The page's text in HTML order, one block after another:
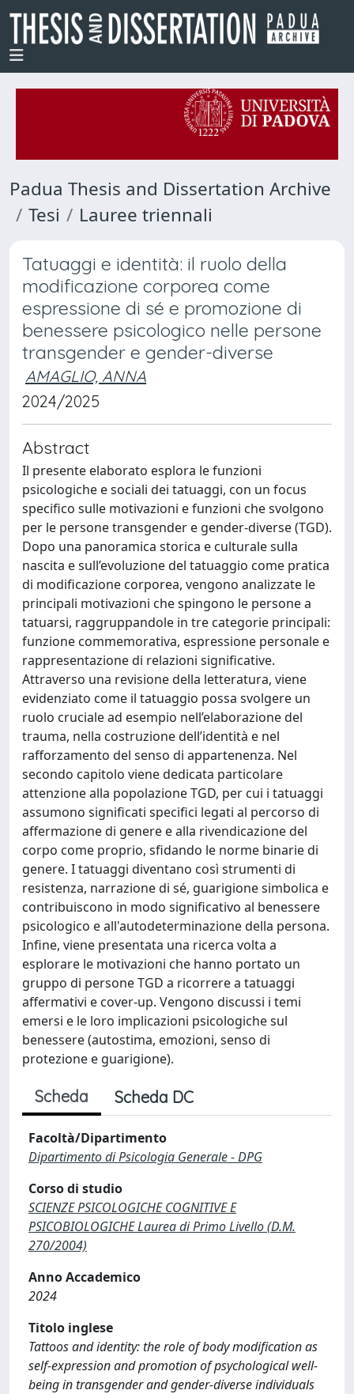
Padua Thesis and Dissertation Archive
Tesi
Lauree triennali
Tatuaggi e identità: il ruolo della
modificazione corporea come
espressione di sé e promozione di
benessere psicologico nelle persone
transgender e gender-diverse
AMAGLIO, ANNA
2024/2025
Abstract
Il presente elaborato esplora le funzioni
psicologiche e sociali dei tatuaggi, con un focus
specifico sulle motivazioni e funzioni che svolgono
per le persone transgender e gender-diverse (TGD).
Dopo una panoramica storica e culturale sulla
nascita e sull’evoluzione del tatuaggio come pratica
di modificazione corporea, vengono analizzate le
principali motivazioni che spingono le persone a
tatuarsi, raggruppandole in tre categorie principali:
funzione commemorativa, espressione personale e
rappresentazione di relazioni significative.
Attraverso una revisione della letteratura, viene
evidenziato come il tatuaggio possa svolgere un
ruolo cruciale ad esempio nell’elaborazione del
trauma, nella costruzione dell’identità e nel
rafforzamento del senso di appartenenza. Nel
secondo capitolo viene dedicata particolare
attenzione alla popolazione TGD, per cui i tatuaggi
assumono significati specifici legati al percorso di
affermazione di genere e alla rivendicazione del
corpo come proprio, sfidando le norme binarie di
genere. I tatuaggi diventano così strumenti di
resistenza, narrazione di sé, guarigione simbolica e
contribuiscono in modo significativo al benessere
psicologico e all'autodeterminazione della persona.
Infine, viene presentata una ricerca volta a
esplorare le motivazioni che hanno portato un
gruppo di persone TGD a ricorrere a tatuaggi
affermativi e cover-up. Vengono discussi i temi
emersi e le loro implicazioni psicologiche sul
benessere (autostima, emozioni, senso di
protezione e guarigione).
Scheda Scheda DC
Facoltà/Dipartimento
Dipartimento di Psicologia Generale - DPG
Corso di studio
SCIENZE PSICOLOGICHE COGNITIVE E
PSICOBIOLOGICHE Laurea di Primo Livello (D.M.
270/2004)
Anno Accademico
2024
Titolo inglese
Tattoos and identity: the role of body modification as
self-expression and promotion of psychological well-
being in transgender and gender-diverse individuals